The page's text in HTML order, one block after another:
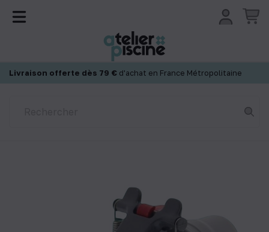
Livraison offerte dès 79 € d'achat en France Métropolitaine